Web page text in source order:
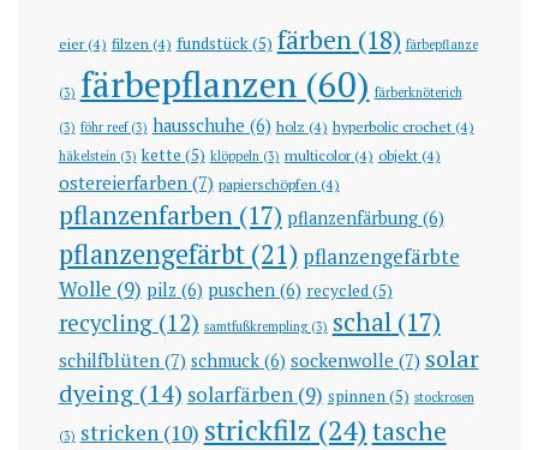
eier(4) filzen (4) fundstück(5) färben(18) färbepflanze
(3) färbepflanzen(60) färberknöterich
(3) föhr reef(3) hausschuhe (6) holz (4) hyperbolic crochet(4)
häkelstein (3) kette (5) klöppeln (3) multicolor(4) objekt(4)
ostereierfarben(7) papierschöpfen (4)
pflanzenfarben(17) pflanzenfärbung(6)
pflanzengefärbt(21) pflanzengefärbte
Wolle (9) pilz (6) puschen(6) recycled(5)
recycling(12) samtfußkrempling(3) schal(17)
schilfblüten(7) schmuck(6) sockenwolle(7) solar
dyeing(14) solarfärben(9) spinnen(5) stockrosen
(3) stricken(10) strickfilz (24)tasche